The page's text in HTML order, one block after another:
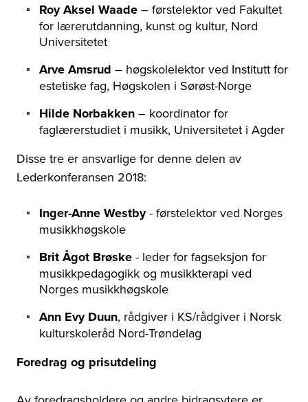
Roy Aksel Waade – førstelektor ved Fakultet
for lærerutdanning, kunst og kultur, Nord
Universitetet
Arve Amsrud – høgskolelektor ved Institutt for
estetiske fag, Høgskolen i Sørøst-Norge
Hilde Norbakken – koordinator for
faglærerstudiet i musikk, Universitetet i Agder
Disse tre er ansvarlige for denne delen av
Lederkonferansen 2018:
Inger-Anne Westby - førstelektor ved Norges
musikkhøgskole
Brit Ågot Brøske - leder for fagseksjon for
musikkpedagogikk og musikkterapi ved
Norges musikkhøgskole
Ann Evy Duun, rådgiver i KS/rådgiver i Norsk
kulturskoleråd Nord-Trøndelag
Foredrag og prisutdeling